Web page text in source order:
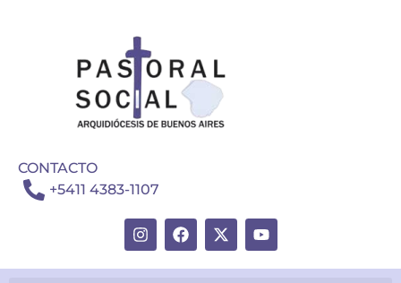
CONTACTO
+5411 4383-1107